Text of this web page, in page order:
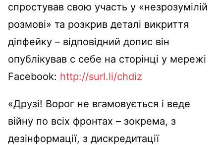
спростував свою участь у «незрозумілій
розмові» та розкрив деталі викриття
діпфейку – відповідний допис він
опублікував с себе на сторінці у мережі
Facebook: http://surl.li/chdiz
«Друзі! Ворог не вгамовується і веде
війну по всіх фронтах – зокрема, з
дезінформації, з дискредитації